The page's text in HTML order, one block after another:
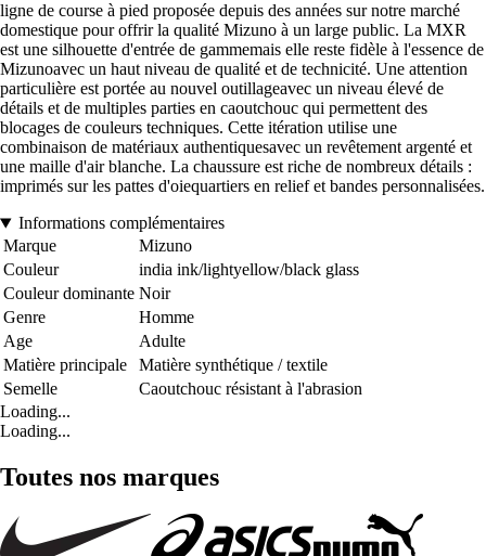
ligne de course à pied proposée depuis des années sur notre marché
domestique pour offrir la qualité Mizuno à un large public. La MXR
est une silhouette d'entrée de gammemais elle reste fidèle à l'essence de
Mizunoavec un haut niveau de qualité et de technicité. Une attention
particulière est portée au nouvel outillageavec un niveau élevé de
détails et de multiples parties en caoutchouc qui permettent des
blocages de couleurs techniques. Cette itération utilise une
combinaison de matériaux authentiquesavec un revêtement argenté et
une maille d'air blanche. La chaussure est riche de nombreux détails :
imprimés sur les pattes d'oiequartiers en relief et bandes personnalisées.
Informations complémentaires
Marque
Mizuno
Couleur
india ink/lightyellow/black glass
Couleur dominante Noir
Genre
Homme
Age
Adulte
Matière principale
Matière synthétique / textile
Semelle
Caoutchouc résistant à l'abrasion
Loading...
Loading...
Toutes nos marques